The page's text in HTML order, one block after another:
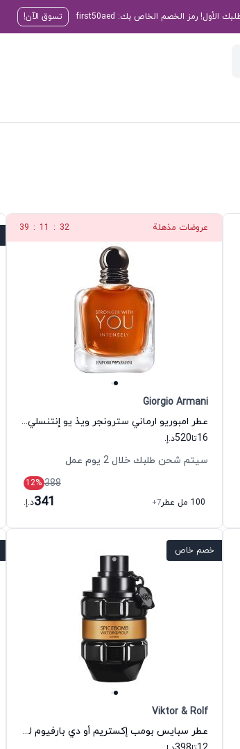
تسوق الآن!
عروضات مذهلة 31
:
11
:
39
Giorgio Armani
عطر امبوريو ارماني سترونجر ويذ يو إنتنسلي أو دي بارفيوم للرجال جورجيو أرماني
16تا520د.إ.
سيتم شحن طلبك خلال 2 يوم عمل
388
12%
100 مل عطر
+7
341د.إ.
خصم خاص
Viktor & Rolf
عطر سبايس بومب إكستريم أو دي بارفيوم للرجال فيكتور آند رولف